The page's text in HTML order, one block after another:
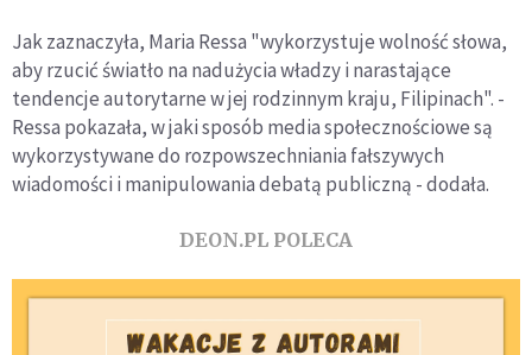
Jak zaznaczyła, Maria Ressa "wykorzystuje wolność słowa,
aby rzucić światło na nadużycia władzy i narastające
tendencje autorytarne w jej rodzinnym kraju, Filipinach". -
Ressa pokazała, w jaki sposób media społecznościowe są
wykorzystywane do rozpowszechniania fałszywych
wiadomości i manipulowania debatą publiczną - dodała.
DEON.PL POLECA